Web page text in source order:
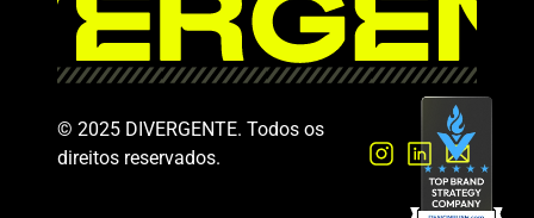
© 2025 DIVERGENTE. Todos os
direitos reservados.